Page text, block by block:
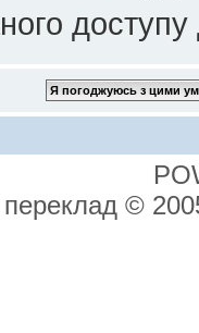
доступу
переклад ©